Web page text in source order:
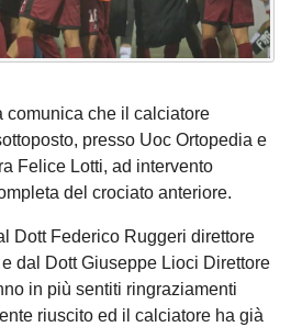
comunica che il calciatore
presso Uoc Ortopedia e
Felice Lotti, ad intervento
del crociato anteriore.
Dott Federico Ruggeri direttore
dal Dott Giuseppe Lioci Direttore
in più sentiti ringraziamenti
riuscito ed il calciatore ha già